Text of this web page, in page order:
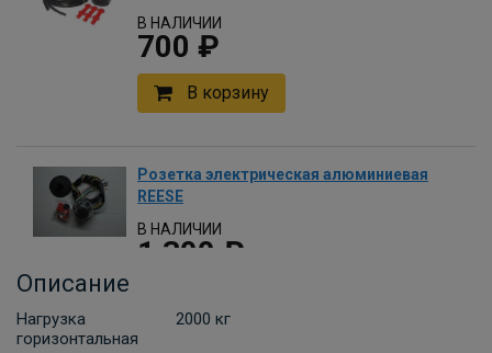
В НАЛИЧИИ
700 ₽
В корзину
Розетка электрическая алюминиевая
REESE
В НАЛИЧИИ
1 300 ₽
Описание
Нагрузка
горизонтальная
2000 кг